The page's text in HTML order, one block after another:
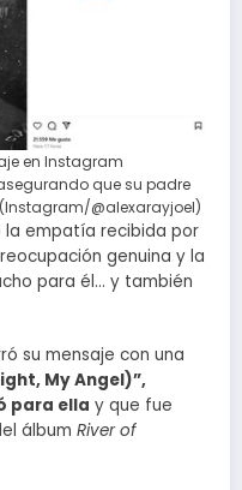
en Instagram
que su padre
@alexarayjoel)
empatía recibida por
genuina y la
para él… y también
su mensaje con una
My Angel)”,
para ella y que fue
álbum River of